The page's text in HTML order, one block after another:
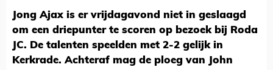
Jong Ajax is er vrijdagavond niet in geslaagd
om een driepunter te scoren op bezoek bij Roda
JC. De talenten speelden met 2-2 gelijk in
Kerkrade. Achteraf mag de ploeg van John